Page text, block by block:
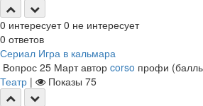
0 интересует 0 не интересует
0 ответов
Сериал Игра в кальмара
Вопрос 25 Март автор corso профи
Театр | Показы 75